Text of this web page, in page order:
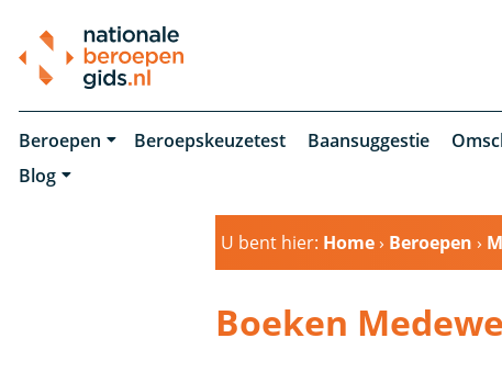
Beroepen Beroepskeuzetest Baansuggestie
Blog
U bent hier: Home› Beroepen ›
Boeken